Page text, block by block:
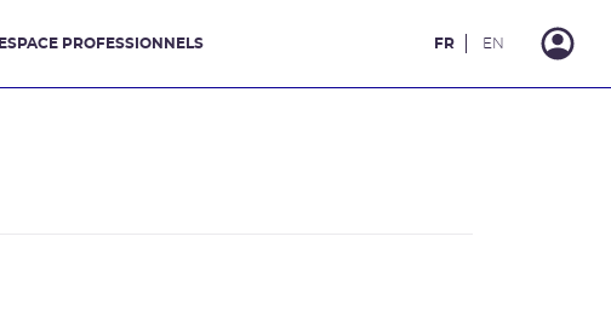
ESPACE PROFESSIONNELS FR EN